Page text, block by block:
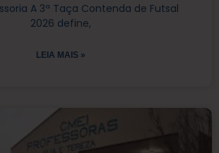
A 3ª Taça Contenda de Futsal
2026 define,
LEIA MAIS »